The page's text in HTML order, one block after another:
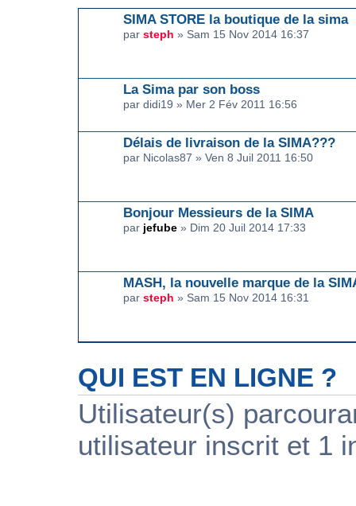
SIMA STORE la boutique de la sima
par steph » Sam 15 Nov 2014 16:37
La Sima par son boss
par didi19 » Mer 2 Fév 2011 16:56
Délais de livraison de la SIMA???
par Nicolas87 » Ven 8 Juil 2011 16:50
Bonjour Messieurs de la SIMA
par jefube » Dim 20 Juil 2014 17:33
MASH, la nouvelle marque de la
par steph » Sam 15 Nov 2014 16:31
QUI EST EN LIGNE ?
Utilisateur(s)
utilisateur inscrit et 1